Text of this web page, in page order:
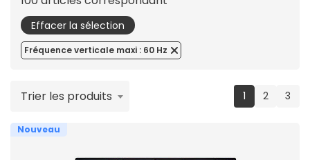
Effacer la sélection
Fréquence verticale maxi : 60 Hz
1 (current)
2 3
Trier les produits
Nouveau